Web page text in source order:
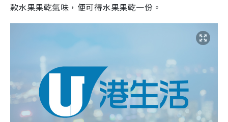
款水果果乾氣味，便可得水果果乾一份。